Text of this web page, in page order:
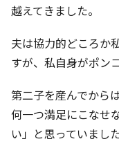
越えてきました。
夫は協力的どころか
すが、私自身がポン
第二子を産んでから
何一つ満足にこなせ
い」と思っていました